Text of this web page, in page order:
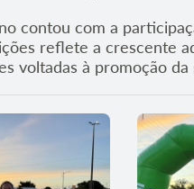
contou com a
reflete a crescente
voltadas à promoção